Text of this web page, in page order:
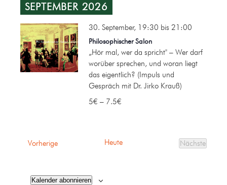
SEPTEMBER 2026
Philosophischer Salon
30. September, 19:30 bis21:00
„Hör mal, wer da spricht" – Wer darf
worüber sprechen, und woran liegt
das eigentlich? (Impuls und
Gespräch mit Dr. Jirko Krauß)
5€ – 7.5€
VorherigeVeranstaltungenHeute
Nächste
Kalender abonnieren